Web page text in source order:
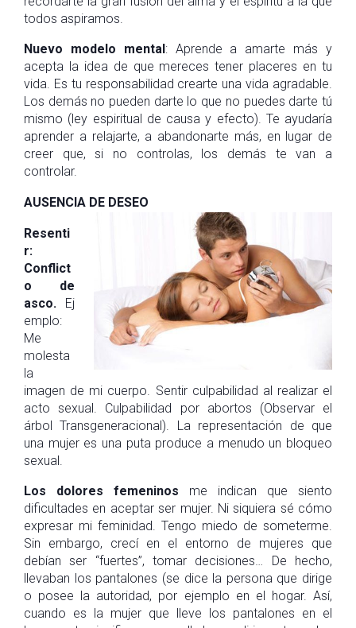
todos aspiramos.
Nuevo modelo mental: Aprende a amarte más y
acepta la idea de que mereces tener placeres en tu
vida. Es tu responsabilidad crearte una vida agradable.
Los demás no pueden darte lo que no puedes darte tú
mismo (ley espiritual de causa y efecto). Te ayudaría
aprender a relajarte, a abandonarte más, en lugar de
creer que, si no controlas, los demás te van a
controlar.
AUSENCIA DE DESEO
Resenti
r:
Conflict
o de
asco. Ej
emplo:
Me
molesta
la
imagen de mi cuerpo. Sentir culpabilidad al realizar el
acto sexual. Culpabilidad por abortos (Observar el
árbol Transgeneracional). La representación de que
una mujer es una puta produce a menudo un bloqueo
sexual.
Los dolores femeninos me indican que siento
dificultades en aceptar ser mujer. Ni siquiera sé cómo
expresar mi feminidad. Tengo miedo de someterme.
Sin embargo, crecí en el entorno de mujeres que
debían ser “fuertes”, tomar decisiones… De hecho,
llevaban los pantalones (se dice la persona que dirige
o posee la autoridad, por ejemplo en el hogar. Así,
cuando es la mujer que lleve los pantalones en el